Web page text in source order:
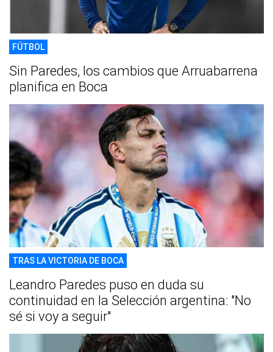
FÚTBOL
Sin Paredes, los cambios que Arruabarrena
planifica en Boca
TRAS LA VICTORIA DE BOCA
Leandro Paredes puso en duda su
continuidad en la Selección argentina: "No
sé si voy a seguir"